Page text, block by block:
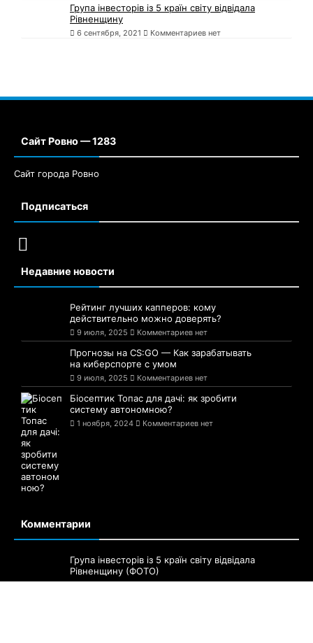
Група інвесторів із 5 країн світу відвідала
Рівненщину
6 сентября, 2021 Комментариев нет
Сайт Ровно — 1283
Сайт города Ровно
Подписаться
Недавние новости
Рейтинг лучших капперов: кому
действительно можно доверять?
9 июля, 2025 Комментариев нет
Прогнозы на CS:GO — Как зарабатывать
на киберспорте с умом
9 июля, 2025 Комментариев нет
Біосептик Топас для дачі: як зробити
систему автономною?
1 ноября, 2024 Комментариев нет
Комментарии
Група інвесторів із 5 країн світу відвідала
Рівненщину (ФОТО)
6 сентября, 2021 Комментариев нет